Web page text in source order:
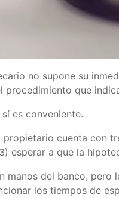
no supone su
que
sí es conveniente.
propietario cuenta con
esperar a que la
manos del banco,
los tiempos de